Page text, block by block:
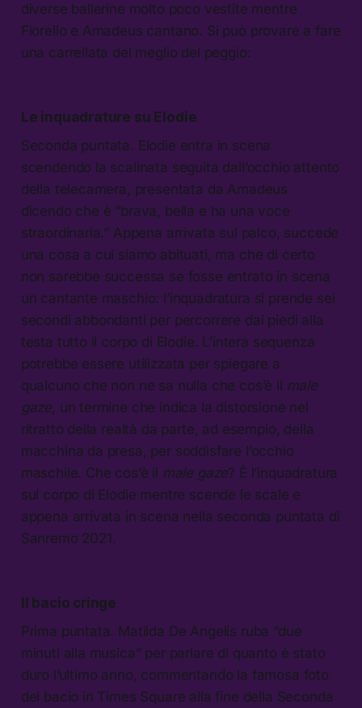
diverse ballerine molto poco vestite mentre
Fiorello e Amadeus cantano. Si può provare a fare
una carrellata del meglio del peggio:
Le inquadrature su Elodie
Seconda puntata. Elodie entra in scena
scendendo la scalinata seguita dall’occhio attento
della telecamera, presentata da Amadeus
dicendo che è “brava, bella e ha una voce
straordinaria.” Appena arrivata sul palco, succede
una cosa a cui siamo abituati, ma che di certo
non sarebbe successa se fosse entrato in scena
un cantante maschio: l’inquadratura si prende sei
secondi abbondanti per percorrere dai piedi alla
testa tutto il corpo di Elodie. L’intera sequenza
potrebbe essere utilizzata per spiegare a
qualcuno che non ne sa nulla che cos’è il male
gaze, un termine che indica la distorsione nel
ritratto della realtà da parte, ad esempio, della
macchina da presa, per soddisfare l’occhio
maschile. Che cos’è il male gaze? È l’inquadratura
sul corpo di Elodie mentre scende le scale e
appena arrivata in scena nella seconda puntata di
Sanremo 2021.
Il bacio cringe
Prima puntata. Matilda De Angelis ruba “due
minuti alla musica” per parlare di quanto è stato
duro l’ultimo anno, commentando la famosa foto
del bacio in Times Square alla fine della Seconda